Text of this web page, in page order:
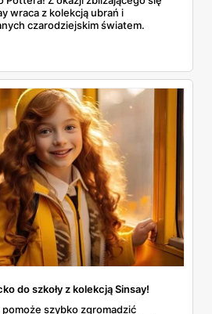
wraca z kolekcją ubrań i
czarodziejskim światem.
do szkoły z kolekcją Sinsay!
szybko zgromadzić